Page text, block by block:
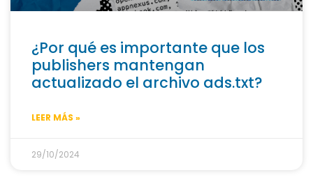
¿Por qué es importante que los
publishers mantengan
actualizado el archivo ads.txt?
LEER MÁS »
29/10/2024